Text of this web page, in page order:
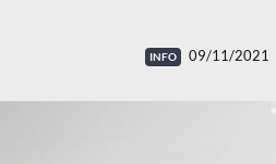
09/11/2021